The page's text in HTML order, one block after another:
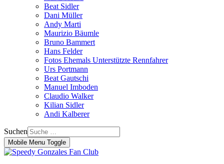
Beat Sidler
Dani Müller
Andy Marti
Maurizio Bäumle
Bruno Bammert
Hans Felder
Fotos Ehemals Unterstützte Rennfahrer
Urs Portmann
Beat Gautschi
Manuel Imboden
Claudio Walker
Kilian Sidler
Andi Kalberer
Suchen
Mobile Menu Toggle